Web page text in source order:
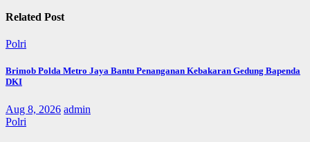
Related Post
Polri
Brimob Polda Metro Jaya Bantu Penanganan Kebakaran Gedung Bapenda
DKI
Aug 8, 2026 admin
Polri